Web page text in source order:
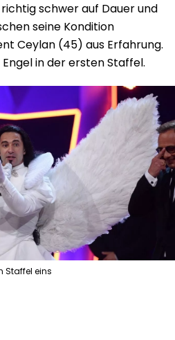
schwer auf Dauer und
seine Kondition
Ceylan (45) aus Erfahrung.
in der ersten Staffel.
Staffel eins